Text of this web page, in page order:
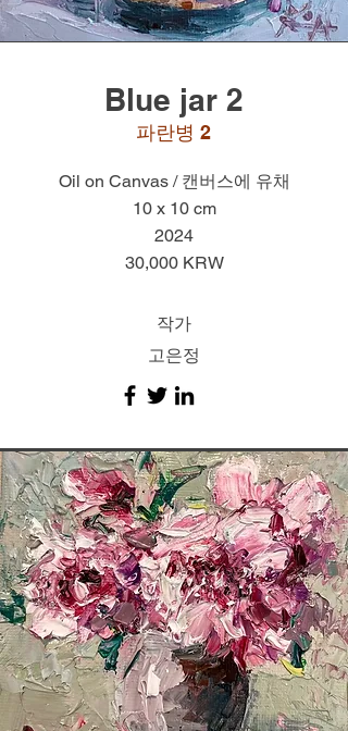
Blue jar 2
​파란병 2
Oil on Canvas / 캔버스에 유채
10 x 10 cm
2024
30,000 KRW
작가
고은정